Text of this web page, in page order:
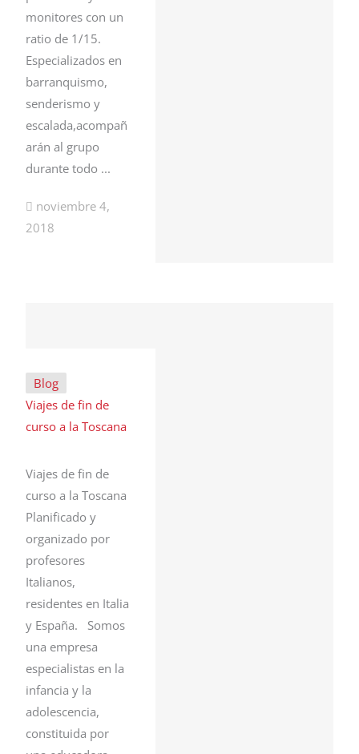
monitores con un
ratio de 1/15.
Especializados en
barranquismo,
senderismo y
escalada,acompañ
arán al grupo
durante todo ...
noviembre 4,
2018
Blog
Viajes de fin de
curso a la Toscana
Viajes de fin de
curso a la Toscana
Planificado y
organizado por
profesores
Italianos,
residentes en Italia
y España. Somos
una empresa
especialistas en la
infancia y la
adolescencia,
constituida por